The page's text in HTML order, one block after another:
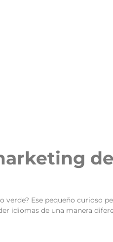
verde? Ese pequeño curioso
idiomas de una manera